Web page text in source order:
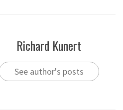
Richard Kunert
See author's posts